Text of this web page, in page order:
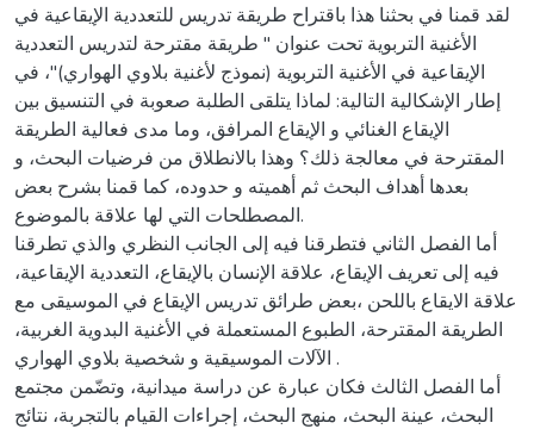
لقد قمنا في بحثنا هذا باقتراح طريقة تدريس للتعددية الإيقاعية في
الأغنية التربوية تحت عنوان " طريقة مقترحة لتدريس التعددية
الإيقاعية في الأغنية التربوية (نموذج لأغنية بلاوي الهواري)"، في
إطار الإشكالية التالية: لماذا يتلقى الطلبة صعوبة في التنسيق بين
الإيقاع الغنائي و الإيقاع المرافق، وما مدى فعالية الطريقة
المقترحة في معالجة ذلك؟ وهذا بالانطلاق من فرضيات البحث، و
بعدها أهداف البحث ثم أهميته و حدوده، كما قمنا بشرح بعض
المصطلحات التي لها علاقة بالموضوع.
أما الفصل الثاني فتطرقنا فيه إلى الجانب النظري والذي تطرقنا
فيه إلى تعريف الإيقاع، علاقة الإنسان بالإيقاع، التعددية الإيقاعية،
علاقة الايقاع باللحن ،بعض طرائق تدريس الإيقاع في الموسيقى مع
الطريقة المقترحة، الطبوع المستعملة في الأغنية البدوية الغربية،
الآلات الموسيقية و شخصية بلاوي الهواري .
أما الفصل الثالث فكان عبارة عن دراسة ميدانية، وتضّمن مجتمع
البحث، عينة البحث، منهج البحث، إجراءات القيام بالتجربة، نتائج